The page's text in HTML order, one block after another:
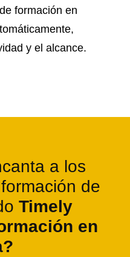
formación en
y el alcance.
a los
de
Timely
en